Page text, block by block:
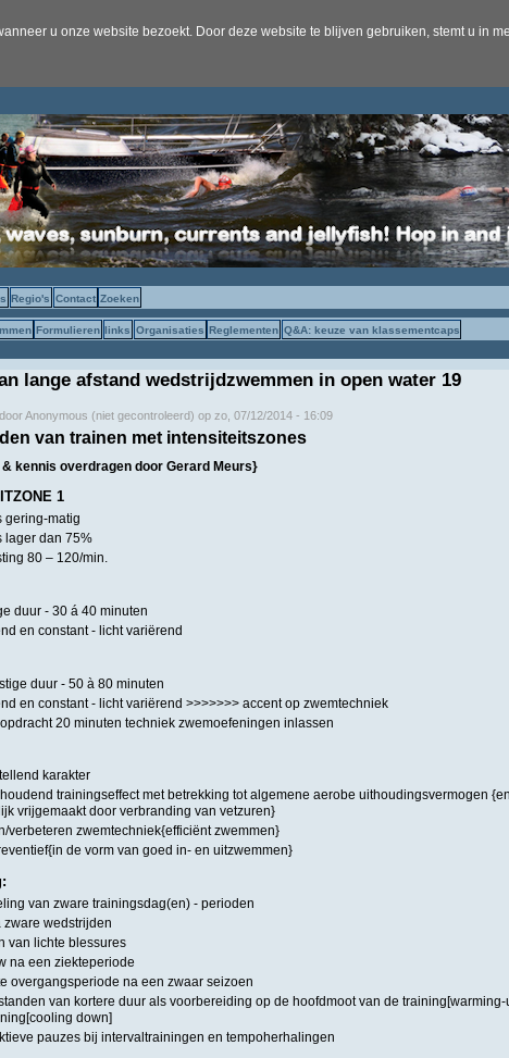
u onze website bezoekt. Door deze website te blijven gebruiken, stemt u in
Regio's Contact Zoeken
Formulieren links Organisaties Reglementen Q&A: keuze van klassementcaps
lange afstand wedstrijdzwemmen in open water 19
Anonymous (niet gecontroleerd) op zo, 07/12/2014 - 16:09
van trainen met intensiteitszones
kennis overdragen door Gerard Meurs}
1
gering-matig
lager dan 75%
80 – 120/min.
duur - 30 á 40 minuten
en constant - licht variërend
duur - 50 à 80 minuten
en constant - licht variërend >>>>>>> accent op zwemtechniek
20 minuten techniek zwemoefeningen inlassen
karakter
trainingseffect met betrekking tot algemene aerobe uithoudingsvermogen
vrijgemaakt door verbranding van vetzuren}
verbeteren zwemtechniek{efficiënt zwemmen}
de vorm van goed in- en uitzwemmen}
van zware trainingsdag(en) - perioden
zware wedstrijden
van lichte blessures
na een ziekteperiode
overgangsperiode na een zwaar seizoen
van kortere duur als voorbereiding op de hoofdmoot van de
down]
pauzes bij intervaltrainingen en tempoherhalingen